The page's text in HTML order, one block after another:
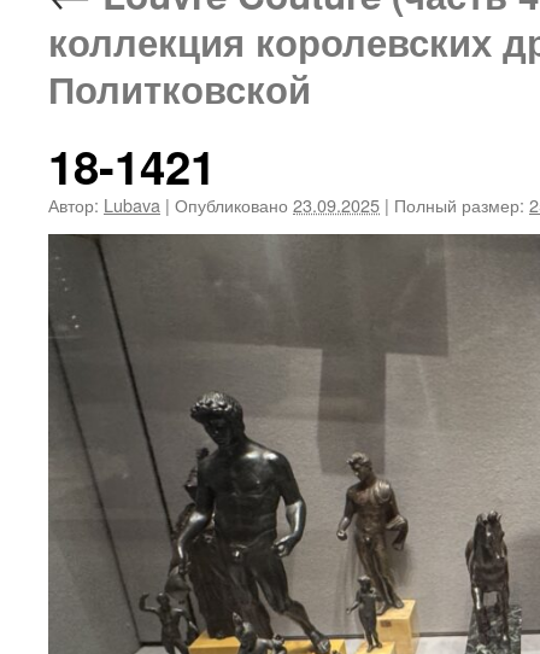
коллекция королевских
Политковской
18-1421
Автор: Lubava | Опубликовано 23.09.2025 | Полный размер: